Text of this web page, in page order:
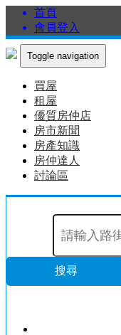
首頁
會員登入
Toggle navigation
買屋
租屋
優質房仲店
房市新聞
房產知識
房仲達人
討論區
搜尋